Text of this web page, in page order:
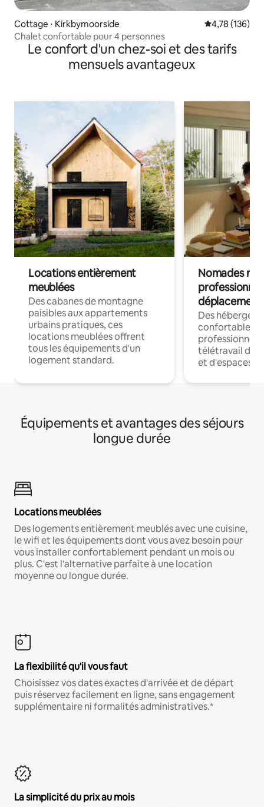
Cottage ⋅ Kirkbymoorside Évaluation
4,78 (136)
Chalet confortable pour 4 personnes
Le confort d'un chez-soi et des tarifs
mensuels avantageux
Locations entièrement
meublées
Des cabanes de montagne
paisibles aux appartements
urbains pratiques, ces
locations meublées offrent
tous les équipements d'un
logement standard.
Nomades
déplacement
Des
confortables
professionnels
télétravail
et d'espaces
Équipements et avantages des séjours
longue durée
Locations meublées
Des logements entièrement meublés avec une cuisine,
le wifi et les équipements dont vous avez besoin pour
vous installer confortablement pendant un mois ou
plus. C'est l'alternative parfaite à une location
moyenne ou longue durée.
La flexibilité qu'il vous faut
Choisissez vos dates exactes d'arrivée et de départ
puis réservez facilement en ligne, sans engagement
supplémentaire ni formalités administratives.*
La simplicité du prix au mois